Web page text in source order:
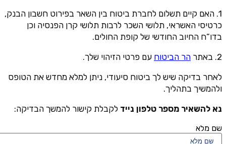
1. האם קיים תשלום לחברת ביטוח בין השאר בפירוט חשבון הבנק,
כרטיסי האשראי, תלושי השכר לרבות תלושי קרן הפנסיה וכן
בדו”ח החיוב החודשי של קופת החולים.
2. באתר
הר הביטוח עם פרטי הזיהוי שלך.
לאחר בדיקה שיש לך ביטוח סיעודי, ניתן למלא מחדש את הטופס
ולהמשיך בתהליך.
נא להשאיר מספר טלפון נייד לקבלת קישור להמשך הבדיקה:
שם מלא